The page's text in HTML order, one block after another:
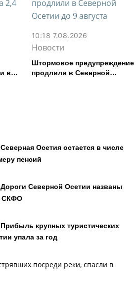
Северная Осетия остается в числе
пенсий
Дороги Северной Осетии названы
СКФО
Прибыль крупных туристических
упала за год
посреди реки, спасли в
в
10:18 7.08.2026
Новости
Штормовое предупреждение
продлили в Северной